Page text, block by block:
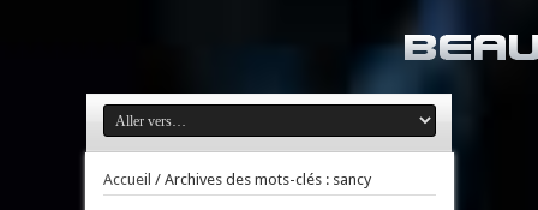
Accueil / Archives des mots-clés : sancy